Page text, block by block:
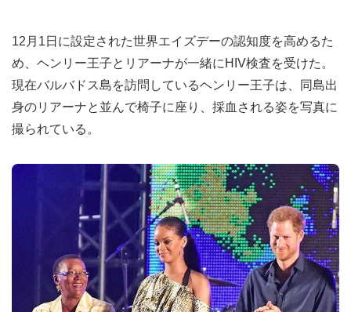
12月1日に設定された世界エイズデーの認知度を高めるた
め、ヘンリー王子とリアーナが一緒にHIV検査を受けた。
現在バルバドス島を訪問しているヘンリー王子は、同島出
身のリアーナと並んで椅子に座り、採血される姿を写真に
撮られている。